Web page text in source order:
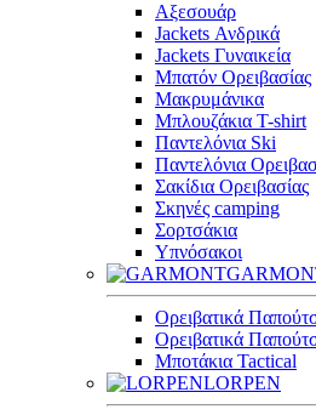
Αξεσουάρ
Jackets Ανδρικά
Jackets Γυναικεία
Μπατόν Ορειβασίας
Μακρυμάνικα
Μπλουζάκια T-shirt
Παντελόνια Ski
Παντελόνια
Σακίδια Ορειβασίας
Σκηνές camping
Σορτσάκια
Υπνόσακοι
Ορειβατικά
Ορειβατικά
Μποτάκια Tactical
LORPEN